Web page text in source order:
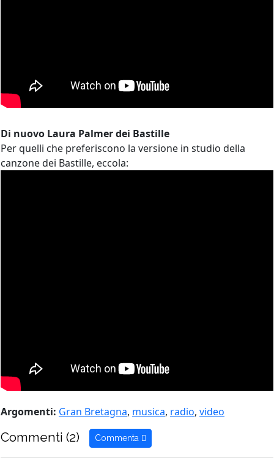
Di nuovo Laura Palmer dei Bastille
Per quelli che preferiscono la versione in studio della
canzone dei Bastille, eccola:
Argomenti: Gran Bretagna, musica, radio, video
Commenti (2) Commenta